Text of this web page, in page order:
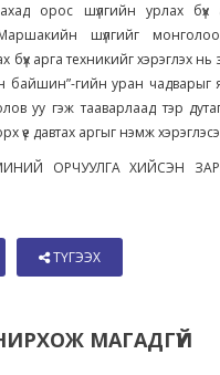
орос шүлгийн урлах бүх
шүлгийг
арга техникийг хэрэглэх нь
гийн уран чадварыг
уу гэж тааварлаад тэр
үе давтах аргыг нэмж
ОРЧУУЛГА ХИЙСЭН
ТҮГЭЭХ
МАГАДГҮЙ